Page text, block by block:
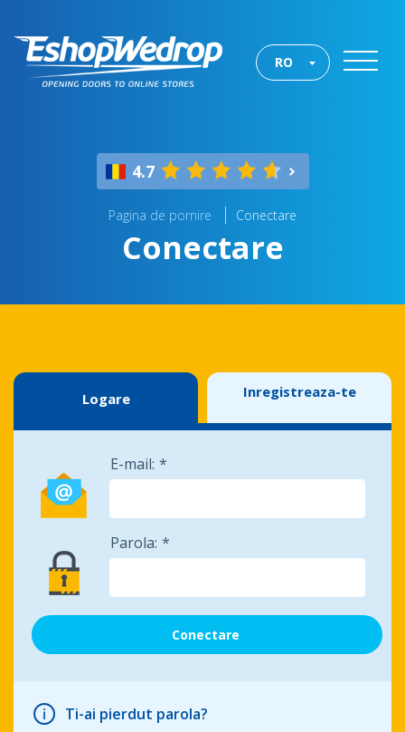
RO
4.7
Pagina de pornire Conectare
Conectare
Logare Inregistreaza-te
E-mail:
Parola:
Ti-ai pierdut parola?